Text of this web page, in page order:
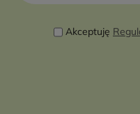
Akceptuję